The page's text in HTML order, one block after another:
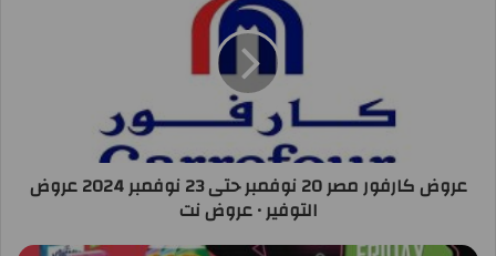
عروض كارفور مصر 20 نوفمبر حتى 23 نوفمبر 2024 عروض
التوفير • عروض نت